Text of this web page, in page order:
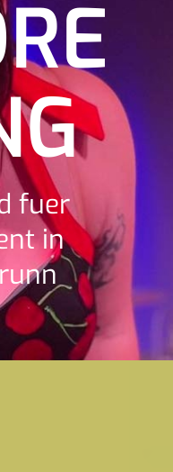
fuer
in